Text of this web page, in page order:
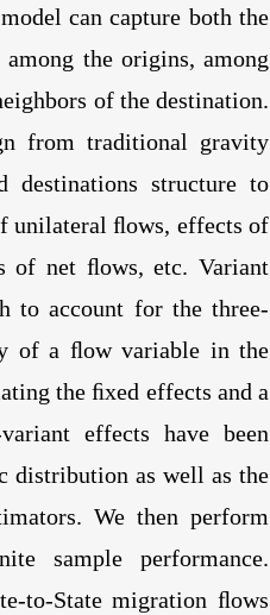
can capture both the
the origins, among
of the destination.
from traditional gravity
structure to
unilateral ﬂows, effects of
of net ﬂows, etc. Variant
to account for the three-
of a ﬂow variable in the
the ﬁxed effects and a
effects have been
distribution as well as the
We then perform
sample performance.
to-State migration ﬂows